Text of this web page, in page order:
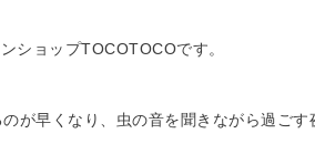
ショップTOCOTOCOです。
が早くなり、虫の音を聞きながら過ご